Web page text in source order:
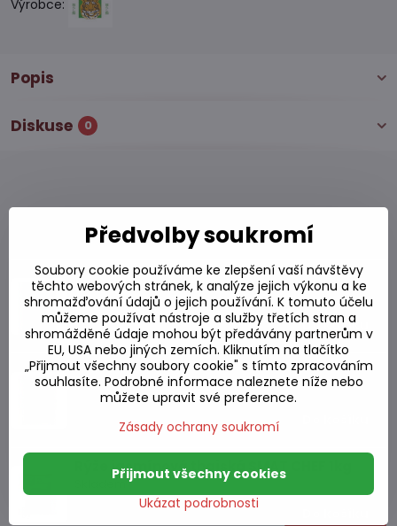
Výrobce:
Popis
Diskuse 0
Alternativní produkty
Rýže jasmínová GOLDEN ELEPHANT 18 kg
Skladem
961,79 Kč Do košíku
Rýže jasmínová Golden Elephant 1 kg
Skladem
79,65 Kč
Rýže jasmínová thajská SMAT CHEF 1kg
Skladem
Předvolby soukromí
Soubory cookie používáme ke zlepšení vaší návštěvy
těchto webových stránek, k analýze jejich výkonu a ke
shromažďování údajů o jejich používání. K tomuto účelu
můžeme používat nástroje a služby třetích stran a
shromážděné údaje mohou být předávány partnerům v
EU, USA nebo jiných zemích. Kliknutím na tlačítko
„Přijmout všechny soubory cookie" s tímto zpracováním
souhlasíte. Podrobné informace naleznete níže nebo
můžete upravit své preference.
Zásady ochrany soukromí
Ukázat podrobnosti
Přijmout všechny cookies